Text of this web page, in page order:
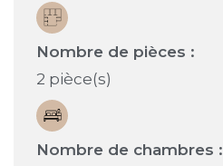
Nombre de pièces :
2 pièce(s)
Nombre de chambres :